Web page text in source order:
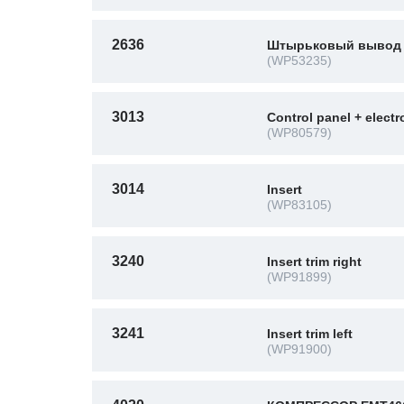
2636
Штырьковый вывод
(WP53235)
3013
Control panel +
(WP80579)
3014
Insert
(WP83105)
3240
Insert trim right
(WP91899)
3241
Insert trim left
(WP91900)